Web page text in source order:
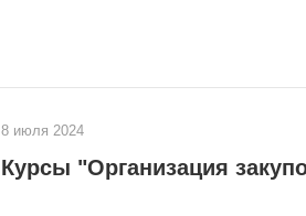
8 июля 2024
Курсы "Организация